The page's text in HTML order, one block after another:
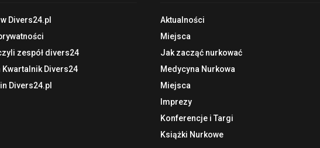
Divers24.pl
zespół divers24
Kwartalnik Divers24
Divers24.pl
Aktualności
Miejsca
Jak zacząć nurkować
Medycyna Nurkowa
Miejsca
Imprezy
Konferencje i Targi
Książki Nurkowe